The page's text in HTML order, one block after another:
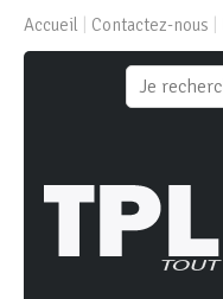
Accueil Contactez-nous